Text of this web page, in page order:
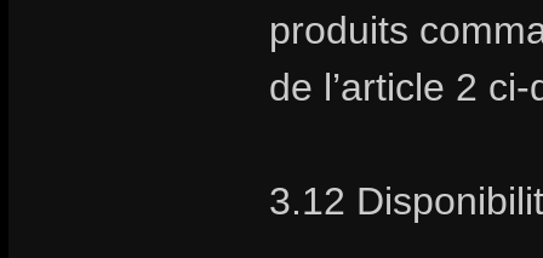
produits
de l’article 2
3.12